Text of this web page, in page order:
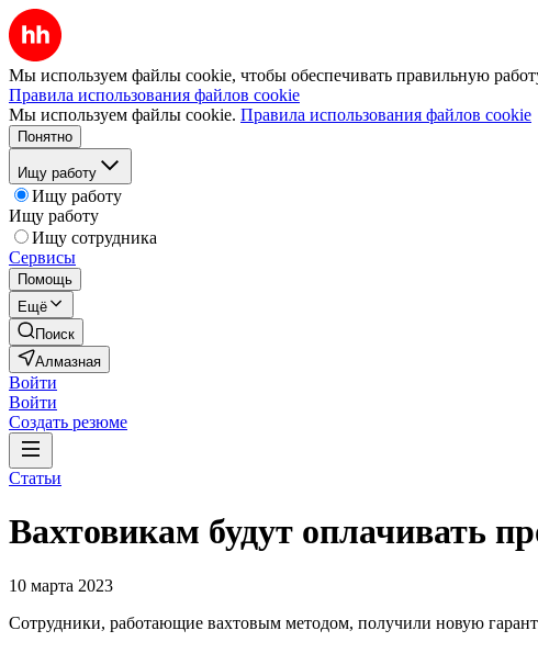
Мы используем файлы cookie, чтобы обеспечивать правильную
Правила использования файлов cookie
Мы используем файлы cookie. Правила использования файлов cookie
Понятно
Ищу работу
Ищу работу
Ищу работу
Ищу сотрудника
Сервисы
Помощь
Ещё
Поиск
Алмазная
Войти
Войти
Создать резюме
Статьи
Вахтовикам будут оплачивать
10 марта 2023
Сотрудники, работающие вахтовым методом, получили новую